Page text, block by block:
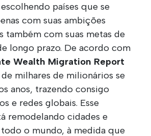
países que se
com suas ambições
também com suas metas de
longo prazo. De acordo com
Wealth Migration Report
de milhares de milionários se
anos, trazendo consigo
e redes globais. Esse
remodelando cidades e
o mundo, à medida que